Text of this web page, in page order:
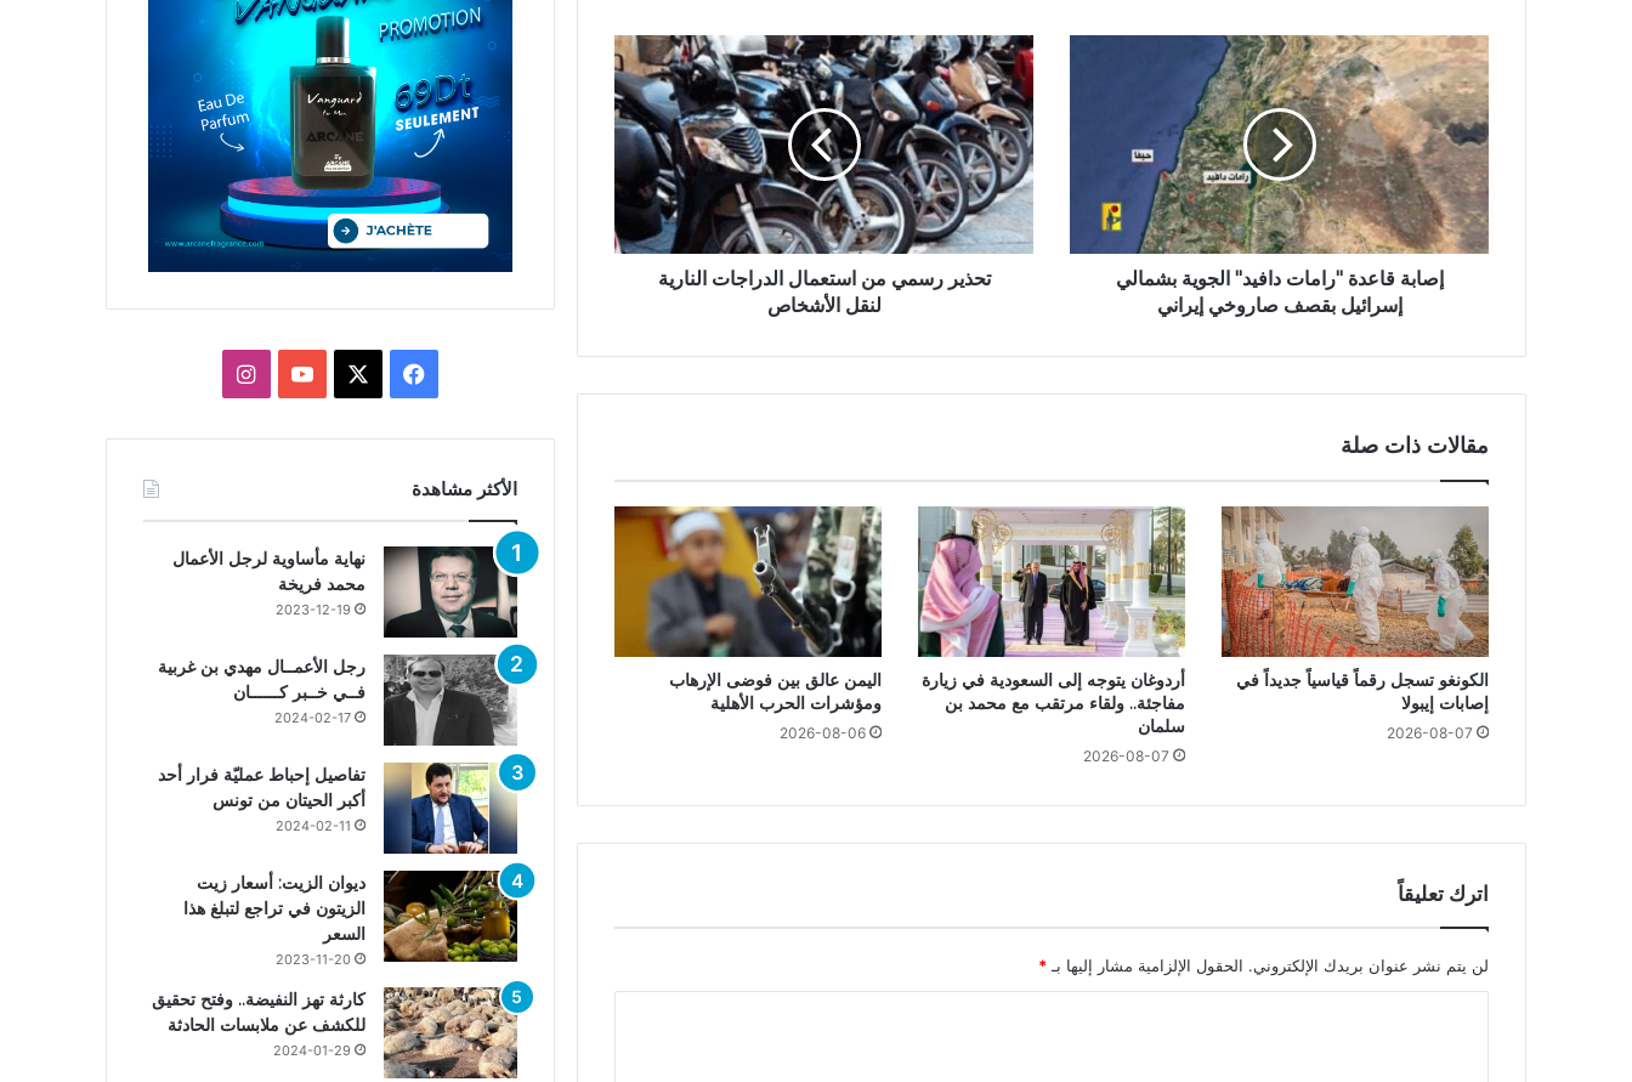
إصابة قاعدة "رامات دافيد" الجوية بشمالي
إسرائيل بقصف صاروخي إيراني
تحذير رسمي من استعمال الدراجات النارية
لنقل الأشخاص
مقالات ذات صلة
الكونغو تسجل رقماً قياسياً جديداً في
إصابات إيبولا
2026-08-07
أردوغان يتوجه إلى السعودية في زيارة
مفاجئة.. ولقاء مرتقب مع محمد بن
سلمان
2026-08-07
اليمن عالق بين فوضى الإرهاب
ومؤشرات الحرب الأهلية
2026-08-06
اترك تعليقاً
لن يتم نشر عنوان بريدك الإلكتروني. الحقول الإلزامية مشار إليها بـ *
فيسبوك يوتيوبانستقرام
الأكثر مشاهدة
نهاية مأساوية لرجل الأعمال
محمد فريخة
2023-12-19
رجل الأعمــال مهدي بن غربية
فــي خــبر كــــــان
2024-02-17
تفاصيل إحباط عمليّة فرار أحد
أكبر الحيتان من تونس
2024-02-11
ديوان الزيت: أسعار زيت
الزيتون في تراجع لتبلغ هذا
السعر
2023-11-20
كارثة تهز النفيضة.. وفتح تحقيق
للكشف عن ملابسات الحادثة
2024-01-29